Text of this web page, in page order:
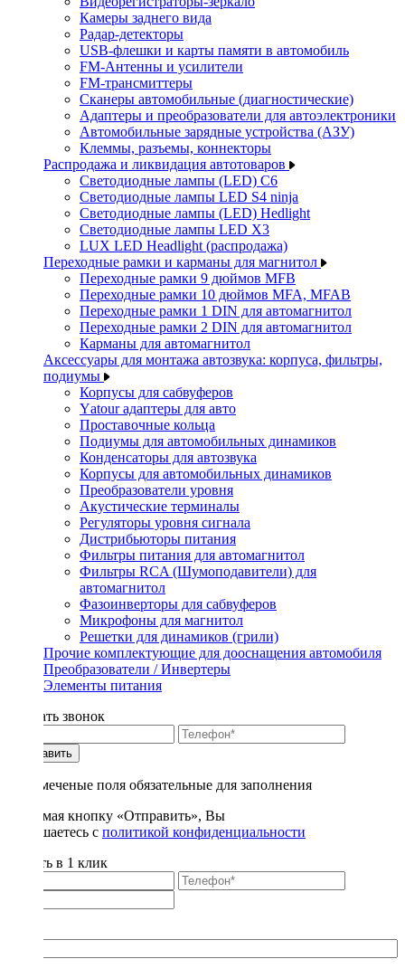
Камеры заднего вида
Радар-детекторы
USB-флешки и карты памяти в автомобиль
FM-Антенны и усилители
FM-трансмиттеры
Сканеры автомобильные (диагностические)
Адаптеры и преобразователи для автоэлектроники
Автомобильные зарядные устройства (АЗУ)
Клеммы, разъемы, коннекторы
Распродажа и ликвидация автотоваров
Светодиодные лампы (LED) C6
Светодиодные лампы LED S4 ninja
Светодиодные лампы (LED) Hedlight
Светодиодные лампы LED X3
LUX LED Headlight (распродажа)
Переходные рамки и карманы для магнитол
Переходные рамки 9 дюймов MFB
Переходные рамки 10 дюймов MFA, MFAB
Переходные рамки 1 DIN для автомагнитол
Переходные рамки 2 DIN для автомагнитол
Карманы для автомагнитол
Аксессуары для монтажа автозвука: корпуса, фильтры,
подиумы
Корпусы для сабвуферов
Yаtour адаптеры для авто
Проставочные кольца
Подиумы для автомобильных динамиков
Конденсаторы для автозвука
Корпусы для автомобильных динамиков
Преобразователи уровня
Акустические терминалы
Регуляторы уровня сигнала
Дистрибьюторы питания
Фильтры питания для автомагнитол
Фильтры RCA (Шумоподавители) для
автомагнитол
Фазоинверторы для сабвуферов
Микрофоны для магнитол
Решетки для динамиков (грили)
Прочие комплектующие для дооснащения автомобиля
Преобразователи / Инвертеры
Элементы питания
Заказать звонок
Отправить
* - отмеченые поля обязательные для заполнения
Нажимая кнопку «Отправить», Вы
соглашаетесь с политикой конфиденциальности
Купить в 1 клик